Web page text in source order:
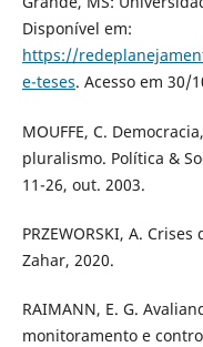
Disponível em:
https://
e-teses. Acesso em 30/
MOUFFE, C.
pluralismo. Política &
11-26, out. 2003.
PRZEWORSKI, A.
Zahar, 2020.
RAIMANN, E. G.
monitoramento e